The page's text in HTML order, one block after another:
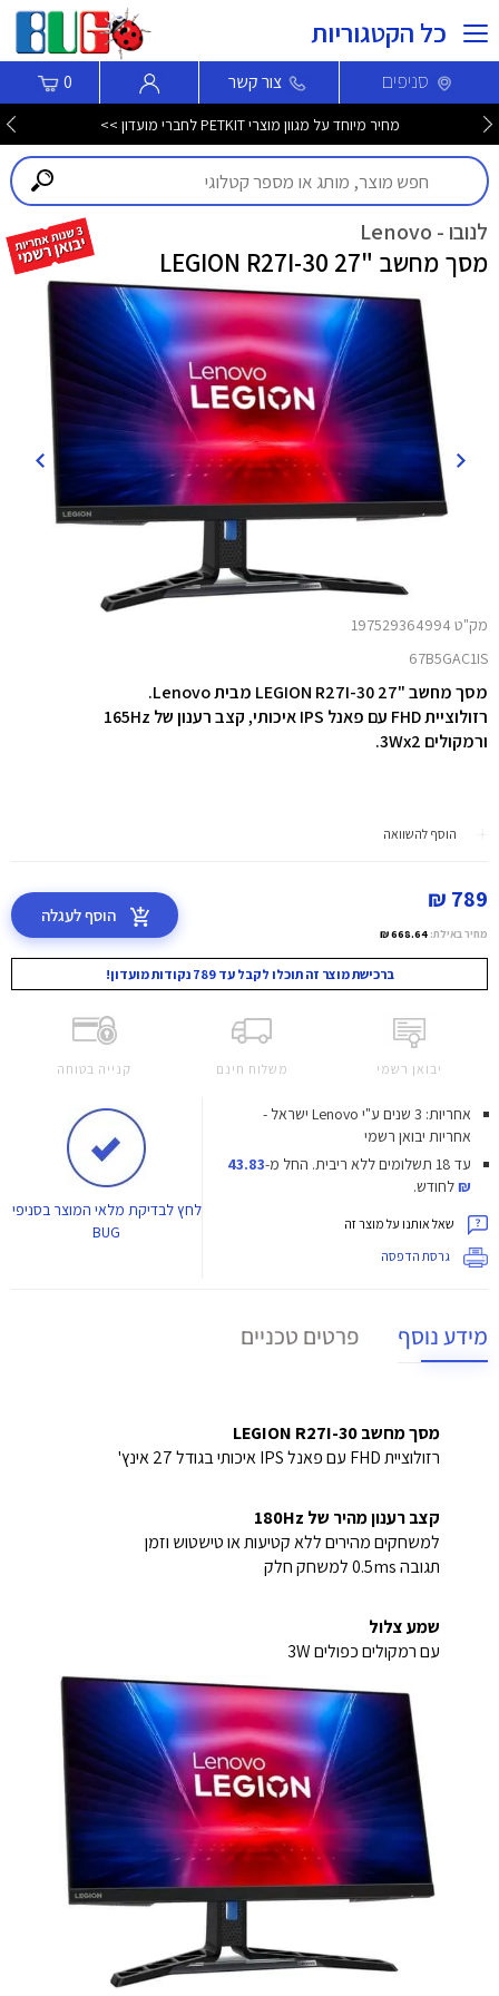
כל הקטגוריות
סניפים צור קשר 0
מחיר מיוחד על מגוון מוצרי PETKIT לחברי מועדון >>
לנובו - Lenovo
מסך מחשב "27 LEGION R27I-30
מק"ט 197529364994
67B5GAC1IS
מסך מחשב "LEGION R27I-30 27 מבית Lenovo.
רזולוציית FHD עם פאנל IPS איכותי, קצב רענון של 165Hz
ורמקולים 3Wx2.
הוסף להשוואה
789 ₪
מחיר באילת: 668.64 ₪
הוסף לעגלה
ברכישת מוצר זה תוכלו לקבל עד 789 נקודות מועדון!
יבואן רשמי משלוח חינם קנייה בטוחה
אחריות: 3 שנים ע"י Lenovo ישראל -
אחריות יבואן רשמי
עד 18 תשלומים ללא ריבית.
החל מ-43.83
₪לחודש.
שאל אותנו על מוצר זה
גרסת הדפסה
לחץלבדיקת מלאי המוצר בסניפי
BUG
מידע נוסף פרטים טכניים
מסך מחשב LEGION R27I-30
רזולוציית FHD עם פאנל IPS איכותי בגודל 27 אינץ'
קצב רענון מהיר של 180Hz
למשחקים מהירים ללא קטיעות או טישטוש וזמן
תגובה 0.5ms למשחק חלק
שמע צלול
עם רמקולים כפולים 3W